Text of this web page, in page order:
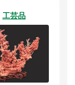
工芸品